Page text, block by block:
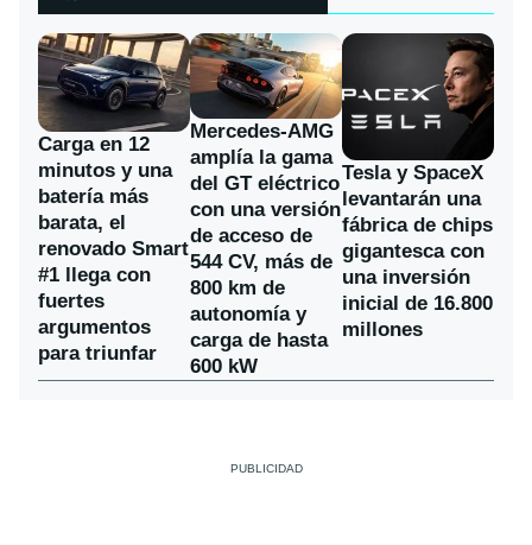
Carga en 12
minutos y una
batería más
barata, el
renovado Smart
#1 llega con
fuertes
argumentos
para triunfar
Mercedes-AMG
amplía la gama
del GT eléctrico
con una versión
de acceso de
544 CV, más de
800 km de
autonomía y
carga de hasta
600 kW
Tesla y SpaceX
levantarán una
fábrica de chips
gigantesca con
una inversión
inicial de 16.800
millones